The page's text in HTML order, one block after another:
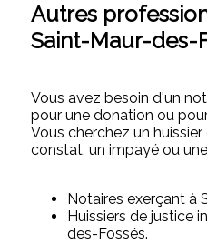
Autres
Saint-Maur-des-
Vous avez besoin d'un
pour une donation ou
Vous cherchez un
constat, un impayé ou
Notaires exerçant à
Huissiers de justice
des-Fossés.